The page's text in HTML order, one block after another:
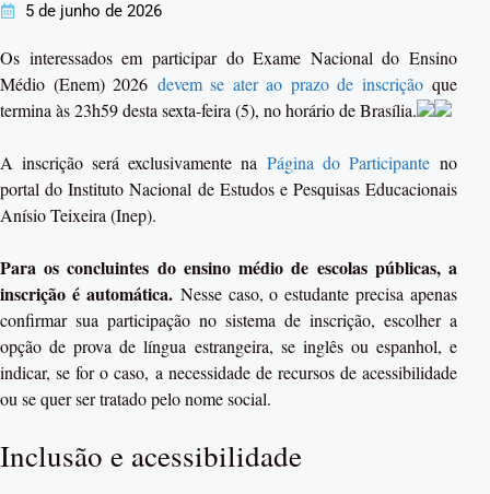
5 de junho de 2026
Os interessados em participar do Exame Nacional do Ensino
Médio (Enem) 2026 devem se ater ao prazo de inscriçãoque
termina às 23h59 desta sexta-feira (5), no horário de Brasília.
A inscrição será exclusivamente na Página do Participante no
portal do Instituto Nacional de Estudos e Pesquisas Educacionais
Anísio Teixeira (Inep).
Para os concluintes do ensino médio de escolas públicas, a
inscrição é automática.Nesse caso, o estudante precisa apenas
confirmar sua participação no sistema de inscrição, escolher a
opção de prova de língua estrangeira, se inglês ou espanhol, e
indicar, se for o caso, a necessidade de recursos de acessibilidade
ou se quer ser tratado pelo nome social.
Inclusão e acessibilidade